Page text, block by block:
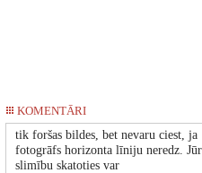
KOMENTĀRI
tik foršas bildes, bet nevaru ciest, ja
fotogrāfs horizonta līniju neredz.
slimību skatoties var